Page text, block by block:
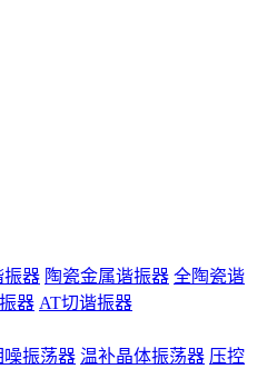
振器 陶瓷金属谐振器 全陶瓷谐
器 AT切谐振器
噪振荡器 温补晶体振荡器 压控